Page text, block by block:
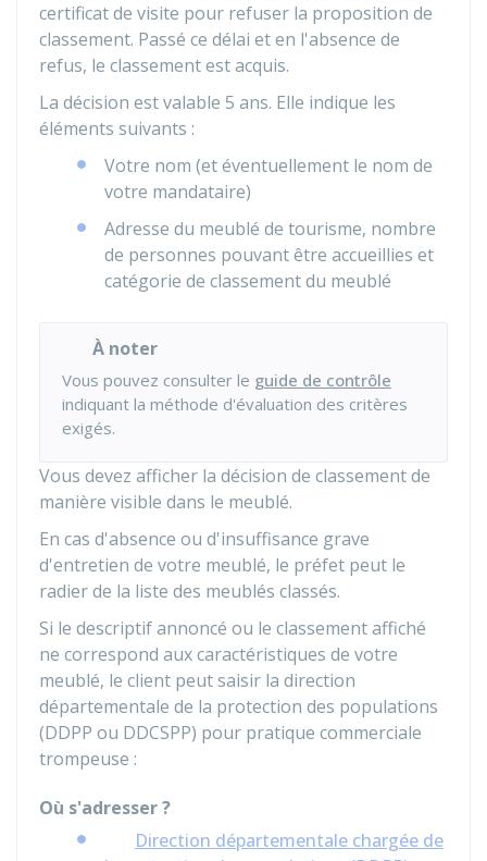
certificat de visite pour refuser la proposition de
classement. Passé ce délai et en l'absence de
refus, le classement est acquis.
La décision est valable 5 ans. Elle indique les
éléments suivants :
Votre nom (et éventuellement le nom de
votre mandataire)
Adresse du meublé de tourisme, nombre
de personnes pouvant être accueillies et
catégorie de classement du meublé
À noter
Vous pouvez consulter le guide de contrôle
indiquant la méthode d'évaluation des critères
exigés.
Vous devez afficher la décision de classement de
manière visible dans le meublé.
En cas d'absence ou d'insuffisance grave
d'entretien de votre meublé, le préfet peut le
radier de la liste des meublés classés.
Si le descriptif annoncé ou le classement affiché
ne correspond aux caractéristiques de votre
meublé, le client peut saisir la direction
départementale de la protection des populations
(DDPP ou DDCSPP) pour pratique commerciale
trompeuse :
Où s'adresser ?
Direction départementale chargée de